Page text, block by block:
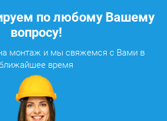
по любому Вашему
вопросу!
монтаж и мы свяжемся с Вами в
время